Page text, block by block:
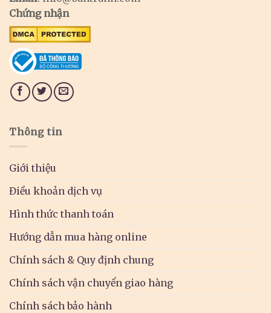
Chứng nhận
Thông tin
Giới thiệu
Điều khoản dịch vụ
Hình thức thanh toán
Hướng dẫn mua hàng online
Chính sách & Quy định chung
Chính sách vận chuyển giao hàng
Chính sách bảo hành